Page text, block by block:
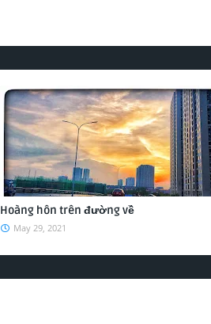
Hoàng hôn trên đường về
May 29, 2021